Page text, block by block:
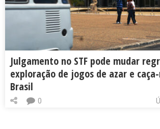
Julgamento no STF pode mudar
exploração de jogos de azar e
Brasil
0